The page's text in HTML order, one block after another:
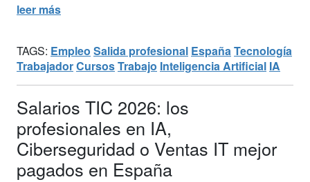
leer más
TAGS: Empleo Salida profesional España Tecnología
TrabajadorCursosTrabajo Inteligencia Artificial IA
Salarios TIC 2026: los
profesionales en IA,
Ciberseguridad o Ventas IT mejor
pagados en España